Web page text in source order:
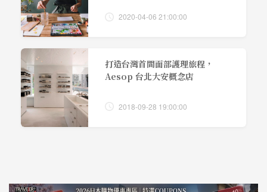
2020-04-06 21:00:00
打造台灣首間面部護理旅程，
Aesop 台北大安概念店
2018-09-28 19:00:00